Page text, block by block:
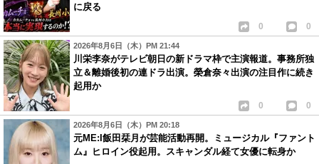
に戻る
0 0
2026年8月6日（木）PM 21:44
川栄李奈がテレビ朝日の新ドラマ枠で主演報道。事務所独
立＆離婚後初の連ドラ出演。榮倉奈々出演の注目作に続き
起用か
0 0
2026年8月6日（木）PM 20:18
元ME:I飯田栞月が芸能活動再開。ミュージカル『ファント
ム』ヒロイン役起用。スキャンダル経て女優に転身か